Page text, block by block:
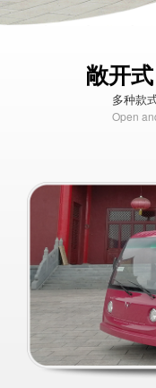
敞开
多种款
Open